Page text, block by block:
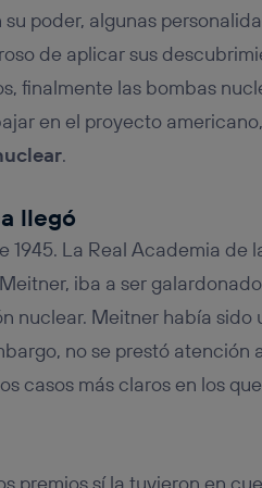
poder, algunas
de aplicar sus
finalmente las bombas
en el proyecto
.
llegó
1945. La Real Academia
iba a ser
nuclear. Meitner había
no se prestó atención
casos más claros en los